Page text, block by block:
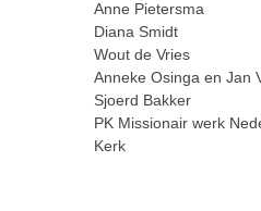
Anne Pietersma
Diana Smidt
Wout de Vries
Anneke Osinga en Jan
Sjoerd Bakker
PK Missionair werk
Kerk